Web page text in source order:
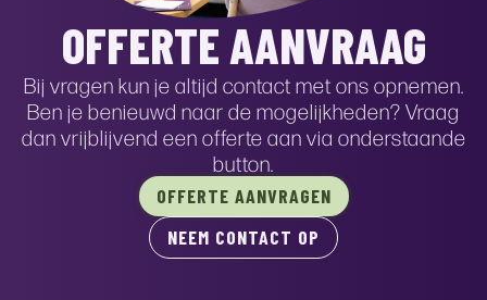
OFFERTE AANVRAAG
Bij vragen kun je altijd contact met ons opnemen.
Ben je benieuwd naar de mogelijkheden? Vraag
dan vrijblijvend een offerte aan via onderstaande
button.
OFFERTE AANVRAGEN
NEEM CONTACT OP